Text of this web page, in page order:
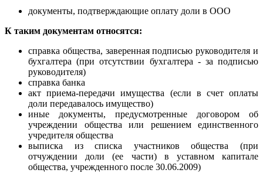
документы, подтверждающие оплату доли в ООО
К таким документам относятся:
справка общества, заверенная подписью руководителя и
бухгалтера (при отсутствии бухгалтера - за подписью
руководителя)
справка банка
акт приема-передачи имущества (если в счет оплаты
доли передавалось имущество)
иные документы, предусмотренные договором об
учреждении общества или решением единственного
учредителя общества
выписка из списка участников общества (при
отчуждении доли (ее части) в уставном капитале
общества, учрежденного после 30.06.2009)